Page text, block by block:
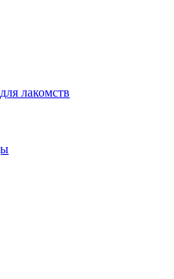
лакомств